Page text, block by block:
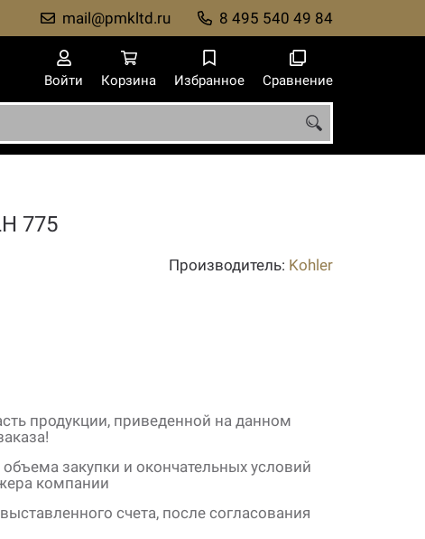
8 495 540 49 84
mail@pmkltd.ru
Войти Корзина Избранное Сравнение
775
Производитель: Kohler
продукции, приведенной на данном
закупки и окончательных условий
компании
счета, после согласования